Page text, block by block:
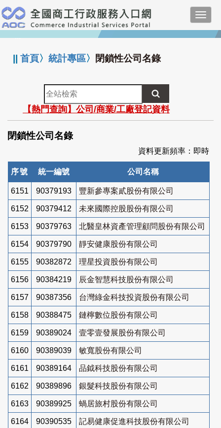
跳
到
主
要
:::
||首頁〉統計專區〉 閉鎖性公司名錄
全
站
檢
索
【熱門查詢】公司/商業/工廠登記資料
閉鎖性公司名錄
資料更新頻率：即時
序號 統一編號 公司名稱
6151 90379193 豐新參專案貳股份有限公司
6152 90379412 未來國際控股股份有限公司
6153 90379763 北醫皇林資產管理顧問股份有限公司
6154 90379790 靜安健康股份有限公司
6155 90382872 理星投資股份有限公司
6156 90384219 辰金智慧科技股份有限公司
6157 90387356 台灣綠金科技投資股份有限公司
6158 90388475 鏈檸數位股份有限公司
6159 90389024 壹零壹發展股份有限公司
6160 90389039 敏寬股份有限公司
6161 90389164 品鉞科技股份有限公司
6162 90389896 銀髮科技股份有限公司
6163 90389925 蝸居旅村股份有限公司
6164 90390535 記易健康促進科技股份有限公司